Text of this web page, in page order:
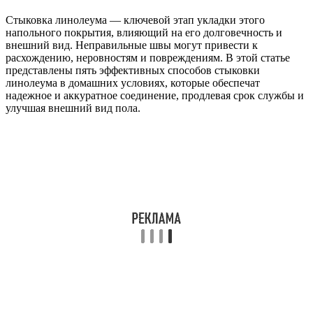
Стыковка линолеума — ключевой этап укладки этого
напольного покрытия, влияющий на его долговечность и
внешний вид. Неправильные швы могут привести к
расхождению, неровностям и повреждениям. В этой статье
представлены пять эффективных способов стыковки
линолеума в домашних условиях, которые обеспечат
надежное и аккуратное соединение, продлевая срок службы и
улучшая внешний вид пола.